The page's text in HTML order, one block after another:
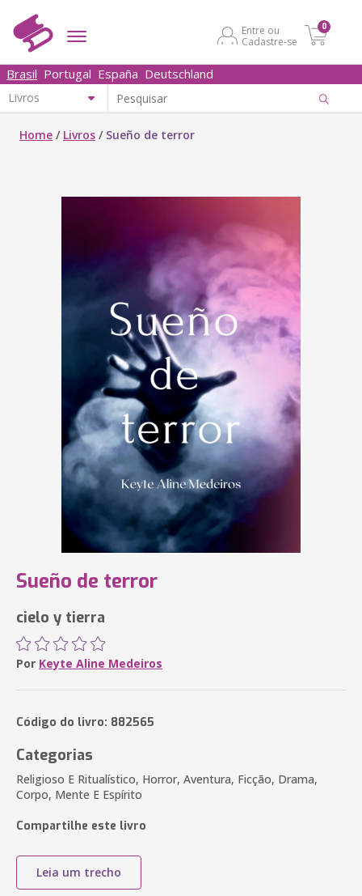
Entre ou
Cadastre-se
0
Brasil Portugal España Deutschland
Home / Livros / Sueño de terror
Sueño de terror
cielo y tierra
Por Keyte Aline Medeiros
Código do livro: 882565
Categorias
Religioso E Ritualístico, Horror, Aventura, Ficção, Drama,
Corpo, Mente E Espírito
Compartilhe este livro
Leia um trecho